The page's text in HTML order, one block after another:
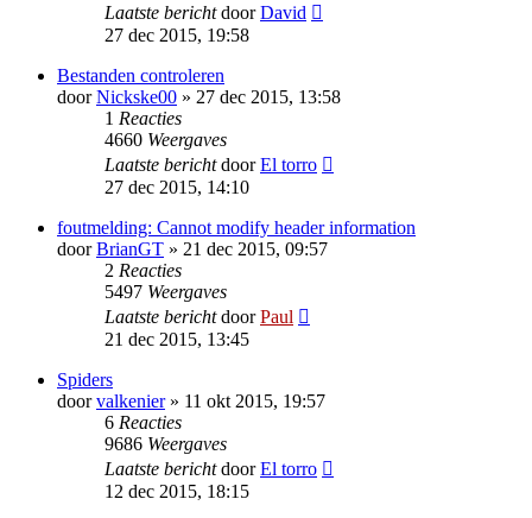
Laatste berichtdoorDavid
27 dec 2015, 19:58
Bestanden controleren
doorNickske00 » 27 dec 2015, 13:58
1 Reacties
4660 Weergaves
Laatste berichtdoorEl torro
27 dec 2015, 14:10
foutmelding: Cannot modify header information
doorBrianGT » 21 dec 2015, 09:57
2 Reacties
5497 Weergaves
Laatste berichtdoorPaul
21 dec 2015, 13:45
Spiders
doorvalkenier» 11 okt 2015, 19:57
6 Reacties
9686 Weergaves
Laatste berichtdoorEl torro
12 dec 2015, 18:15